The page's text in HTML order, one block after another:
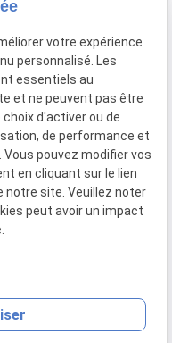
expand_less
votre expérience
personnalisé. Les
essentiels au
et ne peuvent pas être
d'activer ou de
de performance et
pouvez modifier vos
en cliquant sur le lien
notre site. Veuillez noter
peut avoir un impact